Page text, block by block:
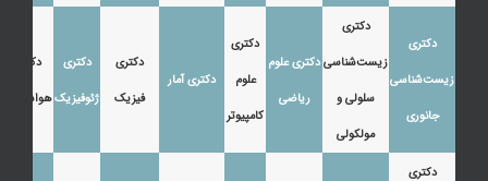
دکتری
زیست‌شناسی
جانوری
دکتری
زیست‌شناسی
سلولی و
مولکولی
دکتری علوم
ریاضی
دکتری
علوم
کامپیوتر
دکتری آمار
دکتری
فیزیک
دکتری
ژئوفیزیک
دکتری
هواشناسی
دکتری